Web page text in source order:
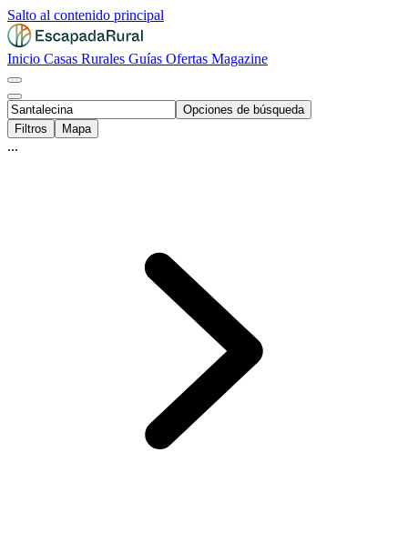
Salto al contenido principal
Inicio Casas Rurales Guías Ofertas Magazine
Opciones de búsqueda
Filtros
Mapa
...